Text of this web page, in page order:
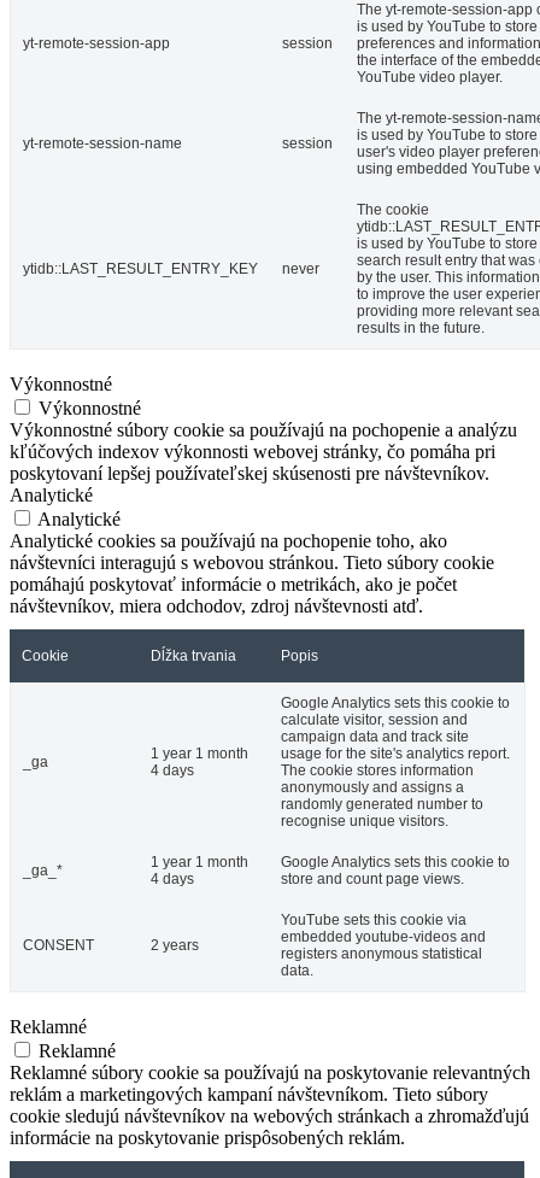
yt-remote-session-app session
The yt-remote-session-app
is used by YouTube to
preferences and
the interface of the
YouTube video player.
yt-remote-session-name session
The yt-remote-session-
is used by YouTube to
user's video player
using embedded YouTube
ytidb::LAST_RESULT_ENTRY_KEY never
The cookie
is used by YouTube to
search result entry that was
by the user. This
to improve the user
providing more relevant
results in the future.
Výkonnostné
Výkonnostné
Výkonnostné súbory cookie sa používajú na pochopenie a analýzu
kľúčových indexov výkonnosti webovej stránky, čo pomáha pri
poskytovaní lepšej používateľskej skúsenosti pre návštevníkov.
Analytické
Analytické
Analytické cookies sa používajú na pochopenie toho, ako
návštevníci interagujú s webovou stránkou. Tieto súbory cookie
pomáhajú poskytovať informácie o metrikách, ako je počet
návštevníkov, miera odchodov, zdroj návštevnosti atď.
Cookie Dĺžka trvania Popis
_ga
1 year 1 month
4 days
Google Analytics sets this cookie to
calculate visitor, session and
campaign data and track site
usage for the site's analytics report.
The cookie stores information
anonymously and assigns a
randomly generated number to
recognise unique visitors.
_ga_*
1 year 1 month
4 days
Google Analytics sets this cookie to
store and count page views.
CONSENT 2 years
YouTube sets this cookie via
embedded youtube-videos and
registers anonymous statistical
data.
Reklamné
Reklamné
Reklamné súbory cookie sa používajú na poskytovanie relevantných
reklám a marketingových kampaní návštevníkom. Tieto súbory
cookie sledujú návštevníkov na webových stránkach a zhromažďujú
informácie na poskytovanie prispôsobených reklám.